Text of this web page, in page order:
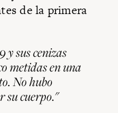
de la primera
sus cenizas
metidas en una
No hubo
cuerpo."